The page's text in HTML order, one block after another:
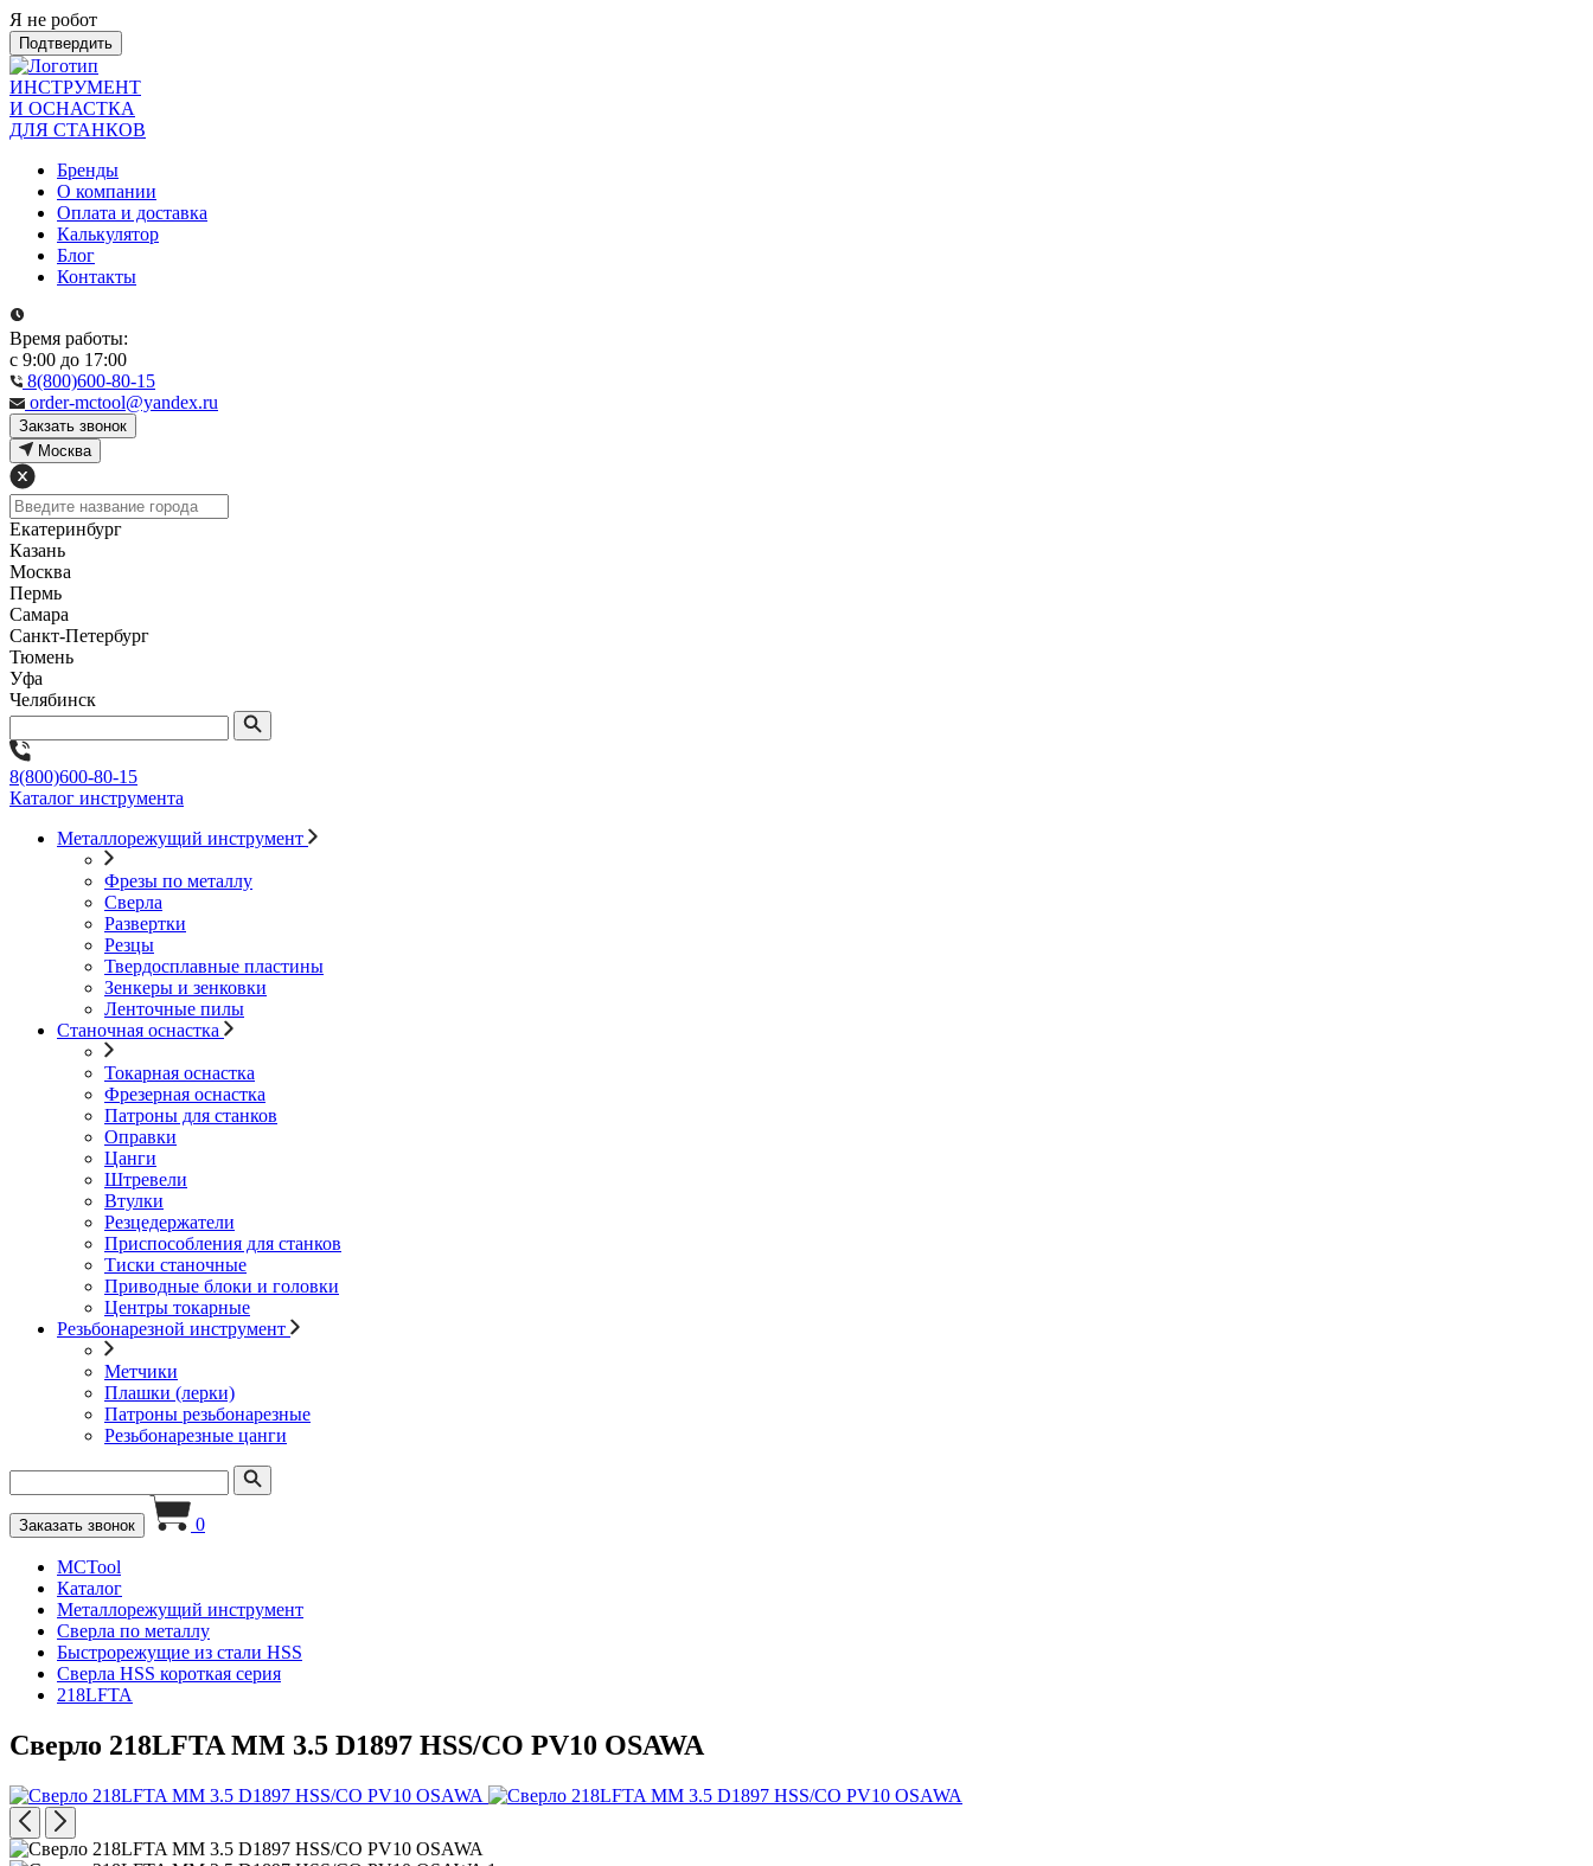
Я не робот
Подтвердить
ИНСТРУМЕНТ
И ОСНАСТКА
ДЛЯ СТАНКОВ
Бренды
О компании
Оплата и доставка
Калькулятор
Блог
Контакты
Время работы:
с 9:00 до 17:00
8(800)600-80-15
order-mctool@yandex.ru
Закзать звонок
Москва
Екатеринбург
Казань
Москва
Пермь
Самара
Санкт-Петербург
Тюмень
Уфа
Челябинск
8(800)600-80-15
Каталог инструмента
Металлорежущий инструмент
Фрезы по металлу
Сверла
Развертки
Резцы
Твердосплавные пластины
Зенкеры и зенковки
Ленточные пилы
Станочная оснастка
Токарная оснастка
Фрезерная оснастка
Патроны для станков
Оправки
Цанги
Штревели
Втулки
Резцедержатели
Приспособления для станков
Тиски станочные
Приводные блоки и головки
Центры токарные
Резьбонарезной инструмент
Метчики
Плашки (лерки)
Патроны резьбонарезные
Резьбонарезные цанги
Заказать звонок 0
MCTool
Каталог
Металлорежущий инструмент
Сверла по металлу
Быстрорежущие из стали HSS
Сверла HSS короткая серия
218LFTA
Сверло 218LFTA MM 3.5 D1897 HSS/CO PV10 OSAWA